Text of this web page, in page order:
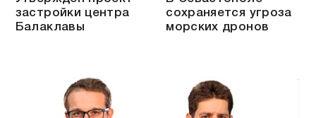
застройки центра
Балаклавы
сохраняется угроза
морских дронов